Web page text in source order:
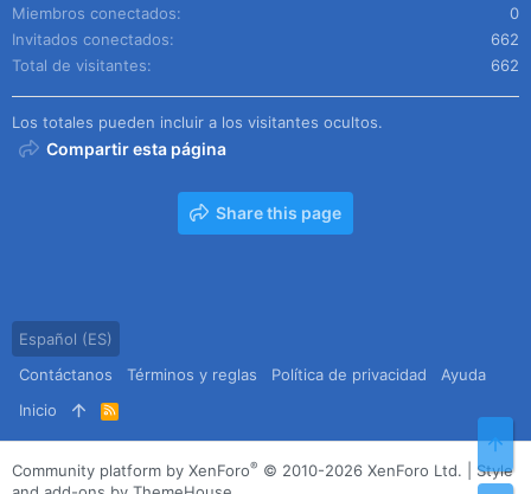
Miembros conectados
0
Invitados conectados
662
Total de visitantes
662
Los totales pueden incluir a los visitantes ocultos.
Compartir esta página
Share this page
Español (ES)
Contáctanos
Términos y reglas Política de privacidad
Ayuda
Inicio
R
S
S
Community platform by XenForo® © 2010-2026 XenForo Ltd.
Style